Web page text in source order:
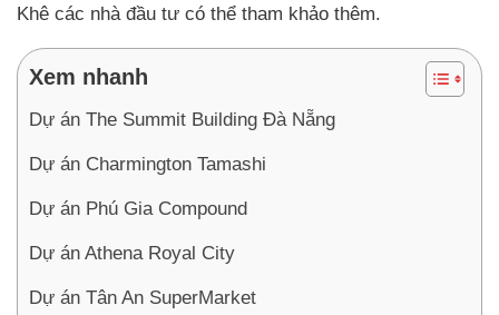
Khê các nhà đầu tư có thể tham khảo thêm.
Xem nhanh
Dự án The Summit Building Đà Nẵng
Dự án Charmington Tamashi
Dự án Phú Gia Compound
Dự án Athena Royal City
Dự án Tân An SuperMarket